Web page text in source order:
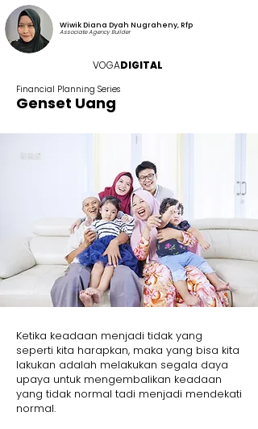
VOGADIGITAL
Wiwik Diana Dyah Nugraheny, Rfp
Associate Agency Builder
Financial Planning Series
Genset Uang
Ketika keadaan menjadi tidak yang
seperti kita harapkan, maka yang bisa kita
lakukan adalah melakukan segala daya
upaya untuk mengembalikan keadaan
yang tidak normal tadi menjadi mendekati
normal.